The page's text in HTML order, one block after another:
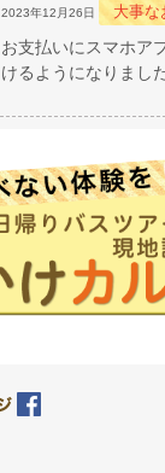
2023年12月26日 大事な
お支払いにスマホア
けるようになりまし